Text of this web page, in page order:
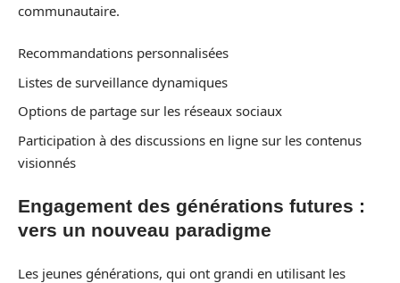
communautaire.
Recommandations personnalisées
Listes de surveillance dynamiques
Options de partage sur les réseaux sociaux
Participation à des discussions en ligne sur les contenus
visionnés
Engagement des générations futures :
vers un nouveau paradigme
Les jeunes générations, qui ont grandi en utilisant les